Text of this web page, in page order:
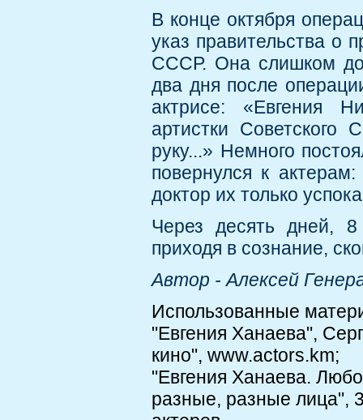
В конце октября
указ правительства о
СССР. Она слишком
два дня после
актрисе: «Евгения
артистки
руку...» Немного
повернулся к
доктор их только
Через десять дней,
приходя в сознание,
Автор - Алексей
Использованные
"Евгения Ханаева",
кино", www.actors.km;
"Евгения Ханаева.
разные, разные лица",